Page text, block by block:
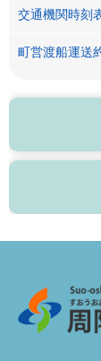
交通機関時刻
町営渡船運送